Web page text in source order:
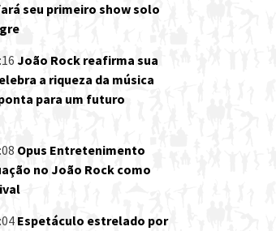
seu primeiro show solo
João Rock reafirma sua
a riqueza da música
para um futuro
Opus Entretenimento
no João Rock como
Espetáculo estrelado por